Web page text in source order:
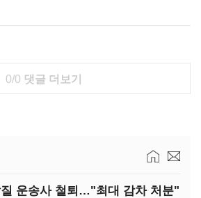
0/0 댓글 더보기
운송사 철퇴…"최대 감차 처분"